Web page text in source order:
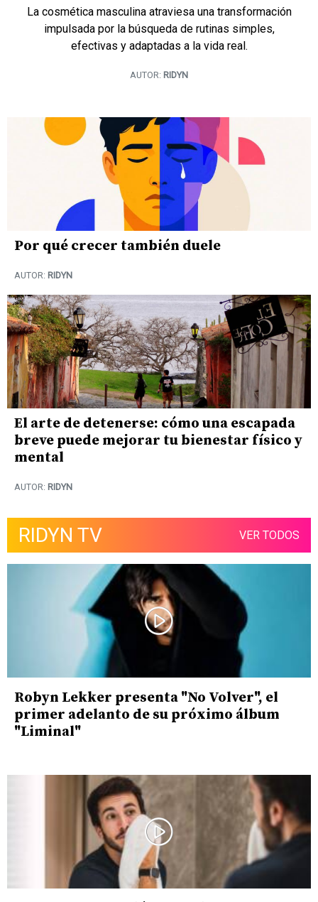
Por qué crecer también duele
AUTOR: RIDYN
El arte de detenerse: cómo una escapada
breve puede mejorar tu bienestar físico y
mental
AUTOR: RIDYN
La cosmética masculina atraviesa una transformación
impulsada por la búsqueda de rutinas simples,
efectivas y adaptadas a la vida real.
AUTOR: RIDYN
RIDYN TV VER TODOS
Robyn Lekker presenta "No Volver", el
primer adelanto de su próximo álbum
"Liminal"